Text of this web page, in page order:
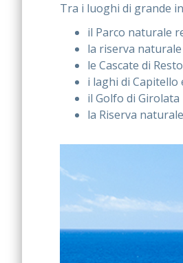
Tra i luoghi di grande
il Parco naturale
la riserva naturale
le Cascate di
i laghi di Capitello
il Golfo di Girolata
la Riserva